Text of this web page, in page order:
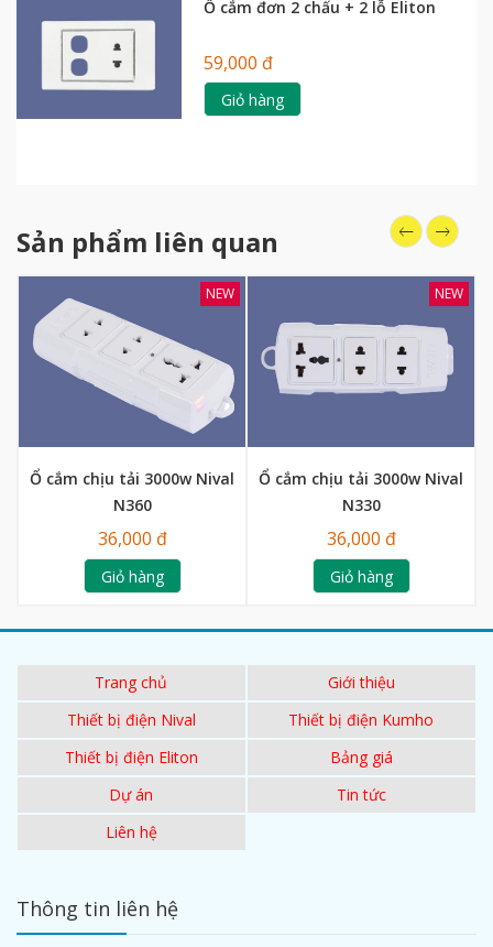
Ổ cắm đơn 2 chấu + 2 lỗ Eliton
59,000 đ
Giỏ hàng
Sản phẩm liên quan
NEW
Ổ cắm chịu tải 3000w Nival
N360
36,000 đ
Giỏ hàng
NEW
Ổ cắm chịu tải 3000w Nival
N330
36,000 đ
Giỏ hàng
Trang chủ
Giới thiệu
Thiết bị điện Nival
Thiết bị điện Kumho
Thiết bị điện Eliton
Bảng giá
Dự án
Tin tức
Liên hệ
Thông tin liên hệ